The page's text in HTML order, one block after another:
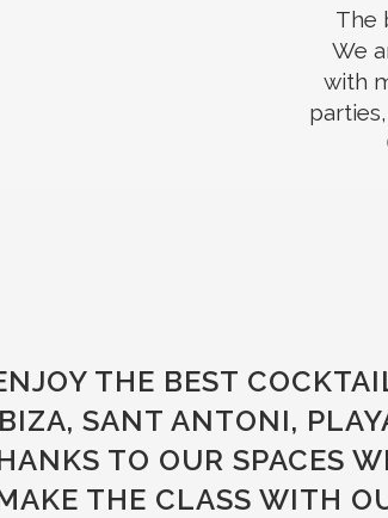
The
We
with
THE BEST
SANT ANTONI,
TO OUR SPACES
THE CLASS WITH